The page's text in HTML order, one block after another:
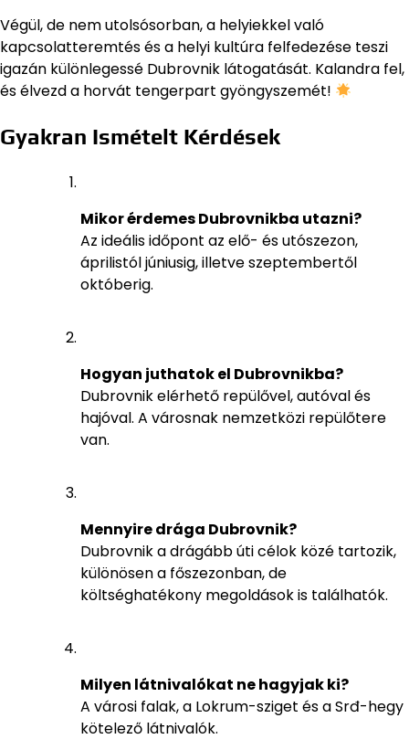
Végül, de nem utolsósorban, a helyiekkel való
kapcsolatteremtés és a helyi kultúra felfedezése teszi
igazán különlegessé Dubrovnik látogatását. Kalandra fel,
és élvezd a horvát tengerpart gyöngyszemét!
Gyakran Ismételt Kérdések
Mikor érdemes Dubrovnikba utazni?
Az ideális időpont az elő- és utószezon,
áprilistól júniusig, illetve szeptembertől
októberig.
Hogyan juthatok el Dubrovnikba?
Dubrovnik elérhető repülővel, autóval és
hajóval. A városnak nemzetközi repülőtere
van.
Mennyire drága Dubrovnik?
Dubrovnik a drágább úti célok közé tartozik,
különösen a főszezonban, de
költséghatékony megoldások is találhatók.
Milyen látnivalókat ne hagyjak ki?
A városi falak, a Lokrum-sziget és a Srđ-hegy
kötelező látnivalók.